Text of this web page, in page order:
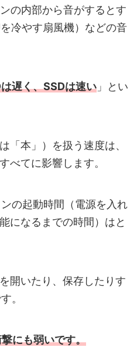
の内部から音がするとす
冷やす扇風機）などの音
遅く、SSDは速い 」とい
「本」）を扱う速度は、
べてに影響します。
の起動時間（電源を入れ
になるまでの時間）はと
開いたり、保存したりす
。
にも弱いです。